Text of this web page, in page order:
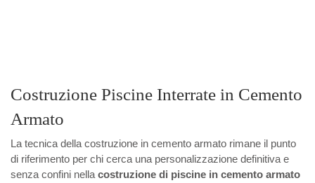
Costruzione Piscine Interrate in Cemento
Armato
La tecnica della costruzione in cemento armato rimane il punto
di riferimento per chi cerca una personalizzazione definitiva e
senza confini nellacostruzione di piscine in cemento armato